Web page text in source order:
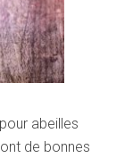
abeilles
de bonnes